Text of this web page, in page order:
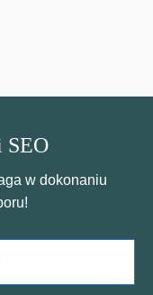
SEO
w dokonaniu